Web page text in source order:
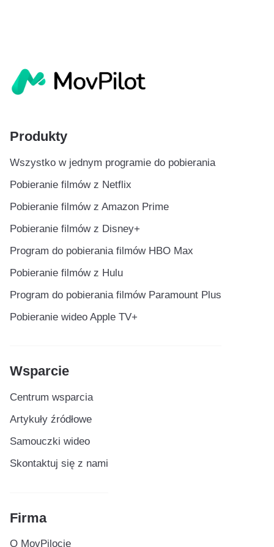
Produkty
Wszystko w jednym programie do pobierania
Pobieranie filmów z Netflix
Pobieranie filmów z Amazon Prime
Pobieranie filmów z Disney+
Program do pobierania filmów HBO Max
Pobieranie filmów z Hulu
Program do pobierania filmów Paramount Plus
Pobieranie wideo Apple TV+
Wsparcie
Centrum wsparcia
Artykuły źródłowe
Samouczki wideo
Skontaktuj się z nami
Firma
O MovPilocie